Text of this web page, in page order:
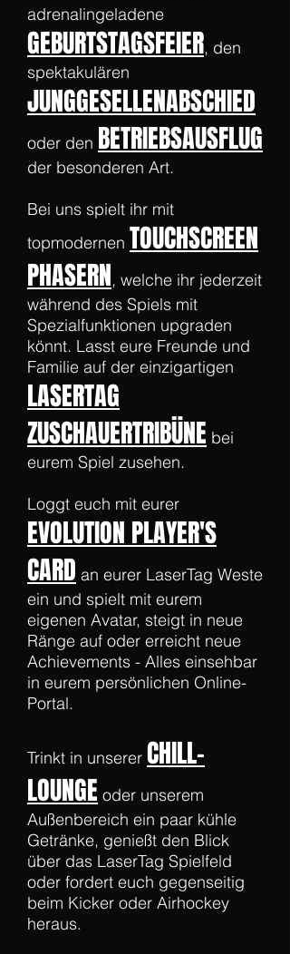
adrenalingeladene
GEBURTSTAGSFEIER, den
spektakulären
JUNGGESELLENABSCHIED
oder den BETRIEBSAUSFLUG
der besonderen Art.
Bei uns spielt ihr mit
topmodernen TOUCHSCREEN
PHASERN, welche ihr jederzeit
während des Spiels mit
Spezialfunktionen upgraden
könnt. Lasst eure Freunde und
Familie auf der einzigartigen
LASERTAG
ZUSCHAUERTRIBÜNE bei
eurem Spiel zusehen.
Loggt euch mit eurer
EVOLUTION PLAYER'S
CARD an eurer LaserTag Weste
ein und spielt mit eurem
eigenen Avatar, steigt in neue
Ränge auf oder erreicht neue
Achievements - Alles einsehbar
in eurem persönlichen Online-
Portal.
Trinkt in unserer CHILL-
LOUNGE oder unserem
Außenbereich ein paar kühle
Getränke, genießt den Blick
über das LaserTag Spielfeld
oder fordert euch gegenseitig
beim Kicker oder Airhockey
heraus.